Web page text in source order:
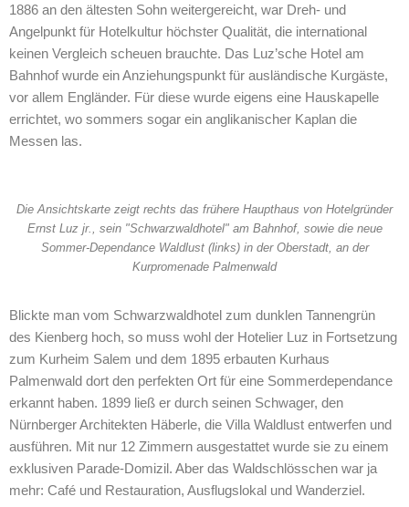
1886 an den ältesten Sohn weitergereicht, war Dreh- und
Angelpunkt für Hotelkultur höchster Qualität, die international
keinen Vergleich scheuen brauchte. Das Luz’sche Hotel am
Bahnhof wurde ein Anziehungspunkt für ausländische Kurgäste,
vor allem Engländer. Für diese wurde eigens eine Hauskapelle
errichtet, wo sommers sogar ein anglikanischer Kaplan die
Messen las.
Die Ansichtskarte zeigt rechts das frühere Haupthaus von Hotelgründer
Ernst Luz jr., sein "Schwarzwaldhotel" am Bahnhof, sowie die neue
Sommer-Dependance Waldlust (links) in der Oberstadt, an der
Kurpromenade Palmenwald
Blickte man vom Schwarzwaldhotel zum dunklen Tannengrün
des Kienberg hoch, so muss wohl der Hotelier Luz in Fortsetzung
zum Kurheim Salem und dem 1895 erbauten Kurhaus
Palmenwald dort den perfekten Ort für eine Sommerdependance
erkannt haben. 1899 ließ er durch seinen Schwager, den
Nürnberger Architekten Häberle, die Villa Waldlust entwerfen und
ausführen. Mit nur 12 Zimmern ausgestattet wurde sie zu einem
exklusiven Parade-Domizil. Aber das Waldschlösschen war ja
mehr: Café und Restauration, Ausflugslokal und Wanderziel.